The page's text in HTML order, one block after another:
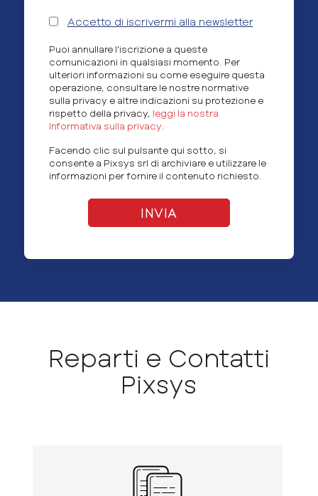
Accetto di iscrivermi alla newsletter
Puoi annullare l'iscrizione a queste
comunicazioni in qualsiasi momento. Per
ulteriori informazioni su come eseguire questa
operazione, consultare le nostre normative
sulla privacy e altre indicazioni su protezione e
rispetto della privacy, leggi la nostra
Informativa sulla privacy
Facendo clic sul pulsante qui sotto, si
consente a Pixsys srl di archiviare e utilizzare le
informazioni per fornire il contenuto richiesto.
Reparti e Contatti
Pixsys